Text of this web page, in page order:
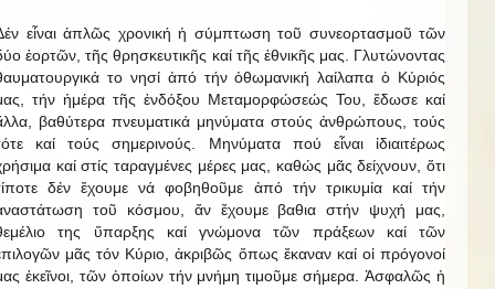
εἶναι ἁπλῶς χρονική ἡ σύμπτωση τοῦ συνεορτασμοῦ τῶν
ἑορτῶν, τῆς θρησκευτικῆς καί τῆς ἐθνικῆς μας. Γλυτώνοντας
το νησί ἀπό τήν ὀθωμανική λαίλαπα ὁ Κύριός
τήν ἡμέρα τῆς ἐνδόξου Μεταμορφώσεώς Του, ἔδωσε καί
βαθύτερα πνευματικά μηνύματα στούς ἀνθρώπους, τούς
καί τούς σημερινούς. Μηνύματα πού εἶναι ἰδιαιτέρως
καί στίς ταραγμένες μέρες μας, καθώς μᾶς δείχνουν, ὅτι
δέν ἔχουμε νά φοβηθοῦμε ἀπό τήν τρικυμία καί τήν
τοῦ κόσμου, ἄν ἔχουμε βαθια στήν ψυχή μας,
της ὕπαρξης καί γνώμονα τῶν πράξεων καί τῶν
μᾶς τόν Κύριο, ἀκριβῶς ὅπως ἔκαναν καί οἱ πρόγονοί
ἐκεῖνοι, τῶν ὁποίων τήν μνήμη τιμοῦμε σήμερα. Ἀσφαλῶς ἡ